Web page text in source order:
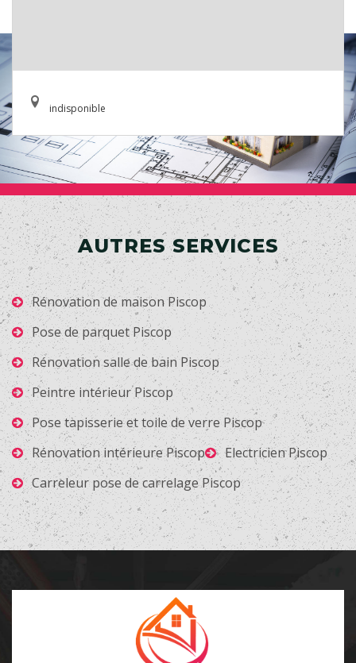
indisponible
AUTRES SERVICES
Rénovation de maison Piscop
Pose de parquet Piscop
Rénovation salle de bain Piscop
Peintre intérieur Piscop
Pose tapisserie et toile de verre Piscop
Rénovation intérieure Piscop
Electricien Piscop
Carreleur pose de carrelage Piscop